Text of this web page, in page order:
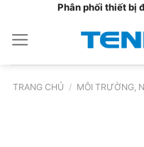
nội
dung
Phân phối thiết bị
TRANG CHỦ / MÔI TRƯỜNG,